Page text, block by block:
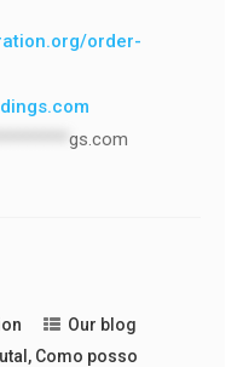
order-
gs.com
Our blog
, Como posso